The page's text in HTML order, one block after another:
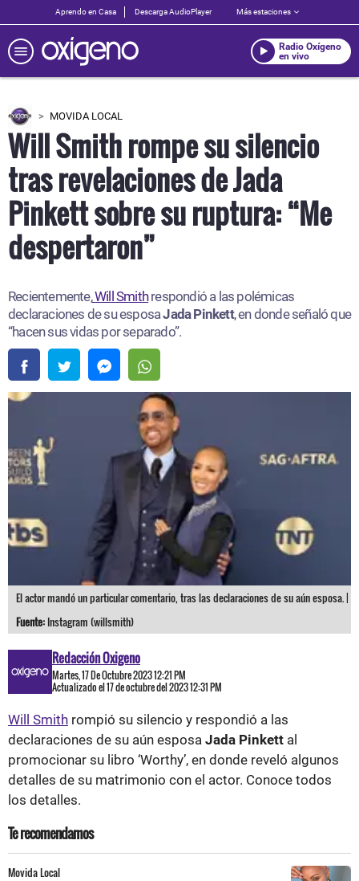
Aprendo en Casa Descarga AudioPlayer Más estaciones
Radio Oxígeno
en vivo
MOVIDA LOCAL
Will Smith rompe su silencio
tras revelaciones de Jada
Pinkett sobre su ruptura: “Me
despertaron”
Recientemente,Will Smithrespondió a las polémicas
declaraciones de su esposaJada Pinkett, en donde señaló que
“hacen sus vidas por separado”.
El actor mandó un particular comentario, tras las declaraciones de su aún esposa. |
Fuente: Instagram (willsmith)
Redacción Oxigeno
Martes, 17 De Octubre 2023 12:21 PM
Actualizado el 17 de octubre del 2023 12:31 PM
Will Smith rompió su silencio y respondió a las
declaraciones de su aún esposa Jada Pinkett al
promocionar su libro ‘Worthy’, en donde reveló algunos
detalles de su matrimonio con el actor. Conoce todos
los detalles.
Te recomendamos
Movida Local